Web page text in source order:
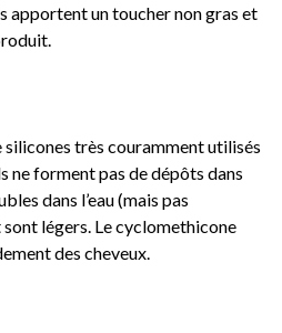
apportent un toucher non gras et
silicones très couramment utilisés
ne forment pas de dépôts dans
dans l’eau (mais pas
légers. Le cyclomethicone
des cheveux.